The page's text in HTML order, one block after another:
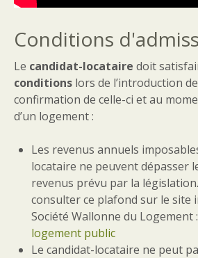
Conditions
Le candidat-locataire doit
conditions lors de l’introduction
confirmation de celle-ci et au
d’un logement :
Les revenus annuels
locataire ne peuvent dépasser
revenus prévu par la
consulter ce plafond sur le site
Société Wallonne du Logement :
logement public
Le candidat-locataire ne peut